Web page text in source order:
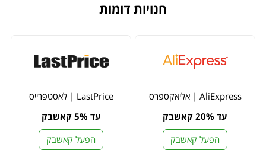
חנויות דומות
AliExpress | אליאקספרס
עד 20% קאשבק
הפעל קאשבק
LastPrice | לאסטפרייס
עד 5% קאשבק
הפעל קאשבק